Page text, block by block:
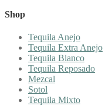
Shop
Tequila Anejo
Tequila Extra Anejo
Tequila Blanco
Tequila Reposado
Mezcal
Sotol
Tequila Mixto